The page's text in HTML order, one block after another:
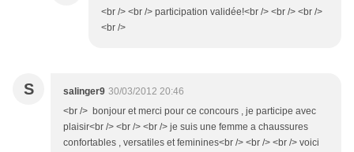
<br /> <br /> participation validée!<br /> <br /> <br />
<br />
S salinger9 30/03/2012 20:46
<br /> bonjour et merci pour ce concours , je participe avec
plaisir<br /> <br /> <br /> je suis une femme a chaussures
confortables , versatiles et feminines<br /> <br /> <br /> voici